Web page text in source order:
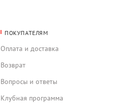
ПОКУПАТЕЛЯМ
Оплата и доставка
Возврат
Вопросы и ответы
Клубная программа